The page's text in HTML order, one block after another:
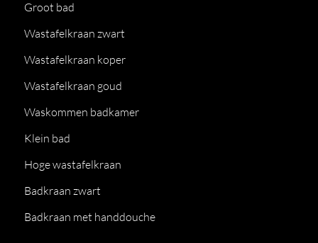
Groot bad
Wastafelkraan zwart
Wastafelkraan koper
Wastafelkraan goud
Waskommen badkamer
Klein bad
Hoge wastafelkraan
Badkraan zwart
Badkraan met handdouche